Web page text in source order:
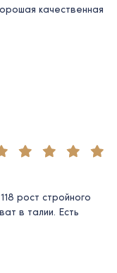
качественная
рост стройного
в талии. Есть